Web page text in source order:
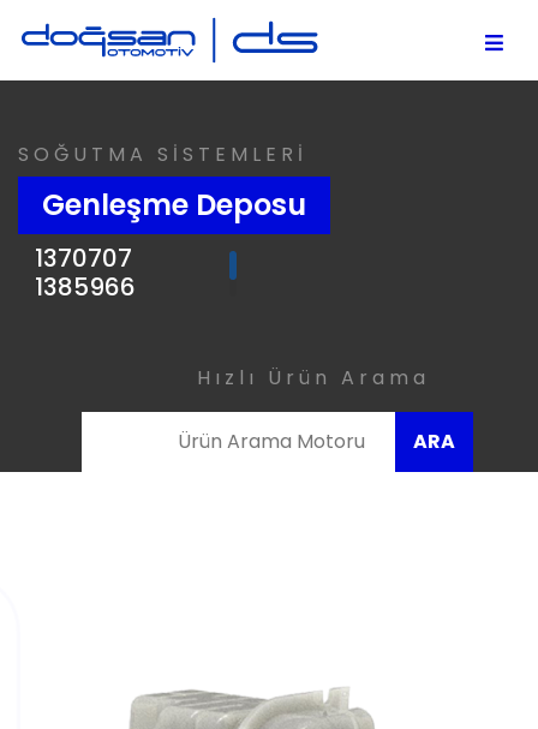
SOĞUTMA SİSTEMLERİ
Genleşme Deposu
1370707
1385966
Hızlı Ürün Arama
ARA